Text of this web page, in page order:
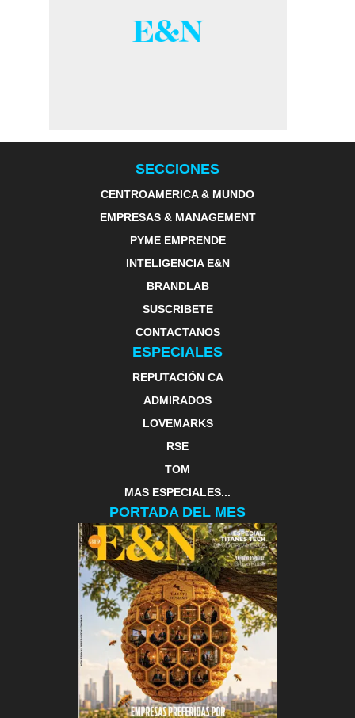
SECCIONES
CENTROAMERICA & MUNDO
EMPRESAS & MANAGEMENT
PYME EMPRENDE
INTELIGENCIA E&N
BRANDLAB
SUSCRIBETE
CONTACTANOS
ESPECIALES
REPUTACIÓN CA
ADMIRADOS
LOVEMARKS
RSE
TOM
MAS ESPECIALES...
PORTADA DEL MES